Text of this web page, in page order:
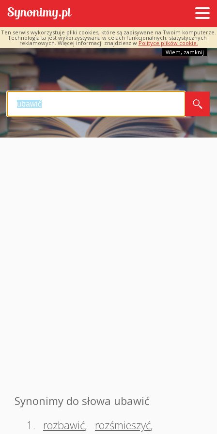
Ten serwis wykorzystuje pliki cookies, które są zapisywane na Twoim komputerze.
Technologia ta jest wykorzystywana w celach funkcjonalnych, statystycznych i
reklamowych. Więcej informacji znajdziesz w Polityce plików cookie.
Wiem, zamknij
Synonimy do słowa ubawić
1.
rozbawić, rozśmieszyć,